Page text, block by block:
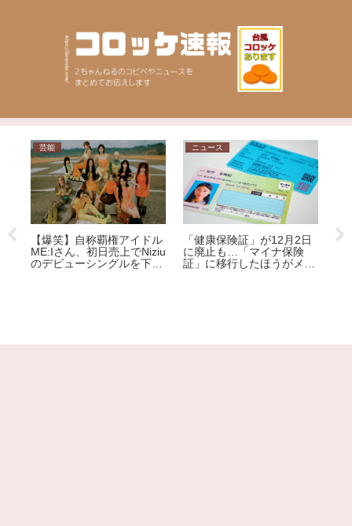
芸能
【爆笑】自称覇権アイドル
ME:Iさん、初日売上でNiziu
のデビューシングルを下回
ニュース
「健康保険証」が12月2日
に廃止も…「マイナ保険
証」に移行したほうがメリ